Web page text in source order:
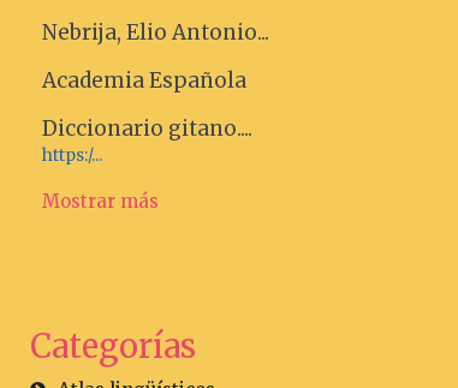
Nebrija, Elio Antonio...
Academia Española
Diccionario gitano....
https:/...
Mostrar más
Categorías